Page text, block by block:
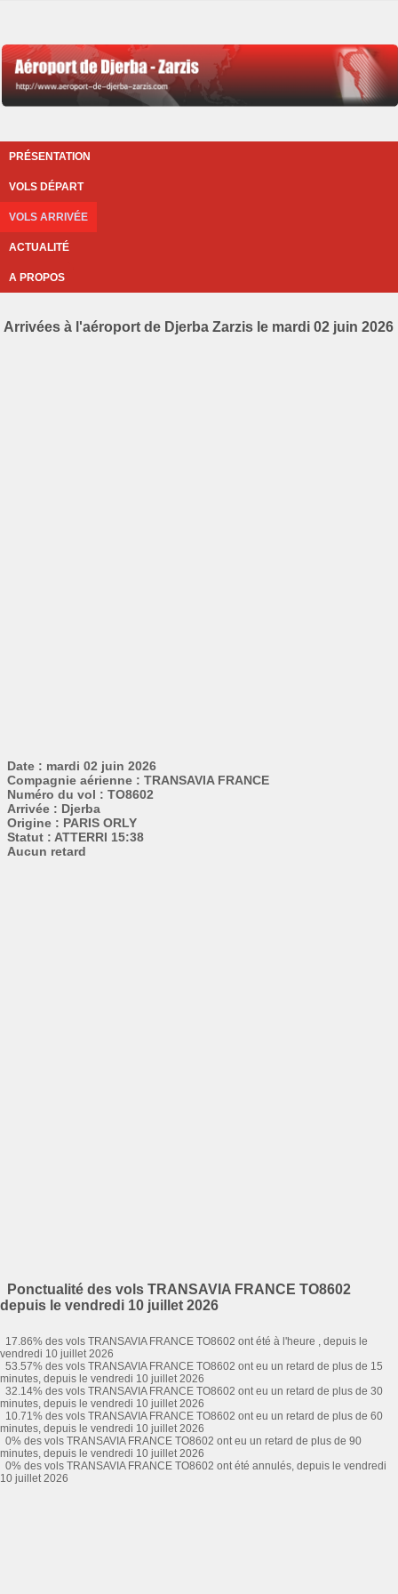
PRÉSENTATION
VOLS DÉPART
VOLS ARRIVÉE
ACTUALITÉ
A PROPOS
Arrivées à l'aéroport de Djerba Zarzis le mardi 02 juin 2026
Date : mardi 02 juin 2026
Compagnie aérienne : TRANSAVIA FRANCE
Numéro du vol : TO8602
Arrivée : Djerba
Origine : PARIS ORLY
Statut : ATTERRI 15:38
Aucun retard
Ponctualité des vols TRANSAVIA FRANCE TO8602
depuis le vendredi 10 juillet 2026
17.86% des vols TRANSAVIA FRANCE TO8602 ont été à l'heure , depuis le
vendredi 10 juillet 2026
53.57% des vols TRANSAVIA FRANCE TO8602 ont eu un retard de plus de 15
minutes, depuis le vendredi 10 juillet 2026
32.14% des vols TRANSAVIA FRANCE TO8602 ont eu un retard de plus de 30
minutes, depuis le vendredi 10 juillet 2026
10.71% des vols TRANSAVIA FRANCE TO8602 ont eu un retard de plus de 60
minutes, depuis le vendredi 10 juillet 2026
0% des vols TRANSAVIA FRANCE TO8602 ont eu un retard de plus de 90
minutes, depuis le vendredi 10 juillet 2026
0% des vols TRANSAVIA FRANCE TO8602 ont été annulés, depuis le vendredi
10 juillet 2026